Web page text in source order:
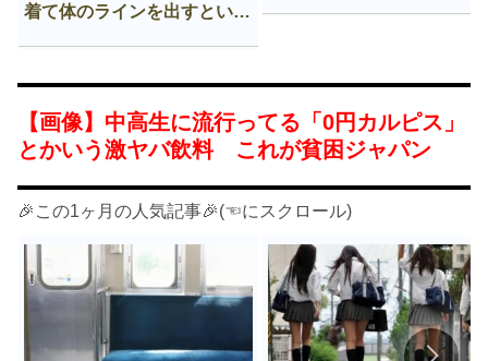
着て体のラインを出すという
【画像】中高生に流行ってる「0円カルピス」
とかいう激ヤバ飲料 これが貧困ジャパン
🎉この1ヶ月の人気記事🎉(☜にスクロール)